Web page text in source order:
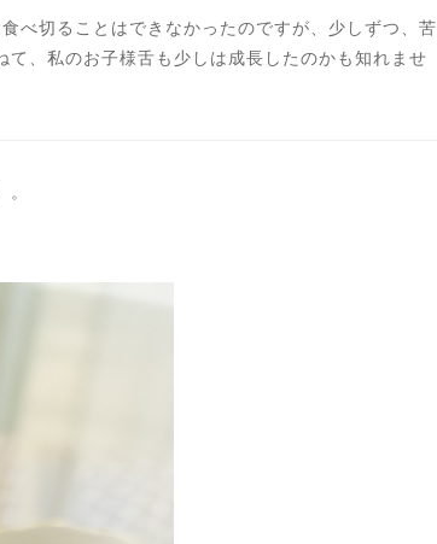
べ切ることはできなかったのですが、少しずつ、苦
、私のお子様舌も少しは成長したのかも知れませ